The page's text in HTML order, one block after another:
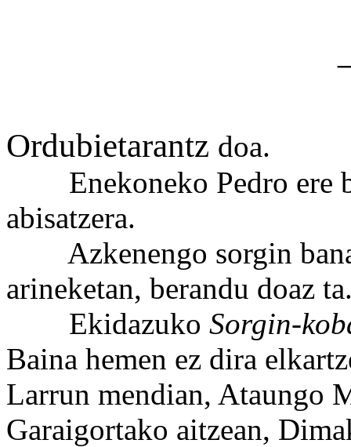
Ordubietarantz doa.
Enekoneko Pedro ere
abisatzera.
Azkenengo sorgin
arineketan, berandu doaz
Ekidazuko Sorgin-
Baina hemen ez dira
Larrun mendian, Ataungo
Garaigortako aitzean,